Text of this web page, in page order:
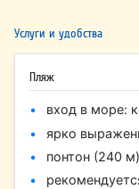
Услуги и удобства
Пляж
вход в море:
ярко
понтон (240 м)